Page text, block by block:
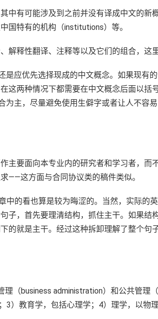
中有可能涉及到之前并没有译成中文的新
国特有的机构（institutions）等。
释性翻译、注释等以及它们的组合，这
是应优先选择现成的中文概念。如果现有
这两种情况下都需要在中文概念后面以括
为主，尽量避免使用生僻字或者让人不容
主要面向本专业内的研究者和学习者，而
——这方面与合同协议类的稿件类似。
中的看也算是较为晦涩的。当然，实际的
子，首先要理清结构，抓住主干。如果结
的就是主干。经过这种拆卸理解了整个句
（business administration）和公共管理
）教育学，包括心理学；4）理学，以物理